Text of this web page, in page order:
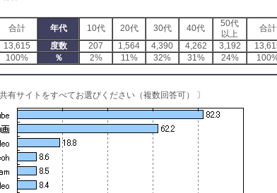
合計 年代 10代 20代 30代 40代
50代
以上
合計
13,615 度数 207 1,564 4,390 4,262 3,192
100% ％ 2% 11% 32% 31% 24%
有サイトをすべてお選びください（複数回答可） 〕